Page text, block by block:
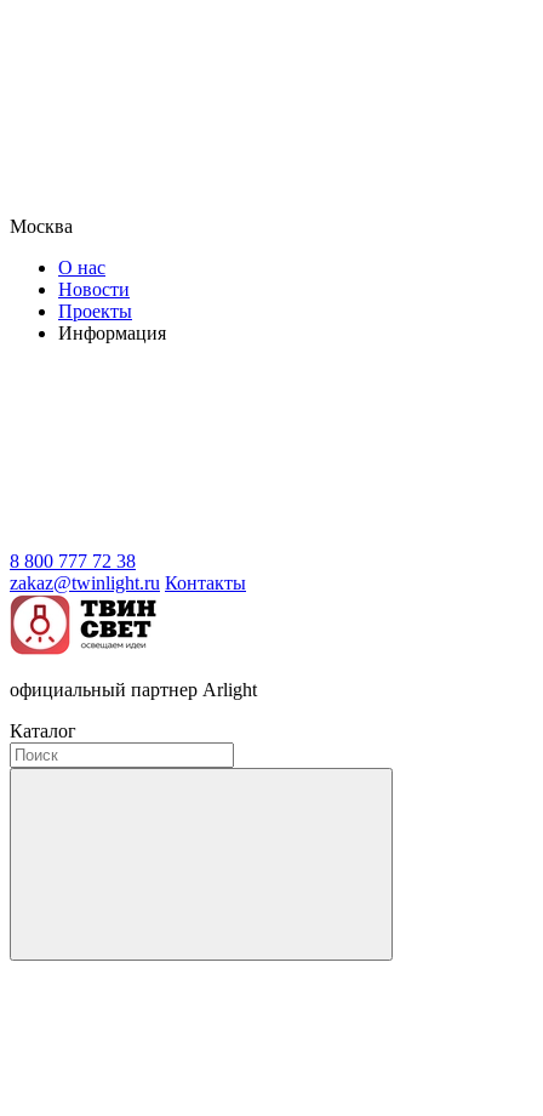
Москва
О нас
Новости
Проекты
Информация
8 800 777 72 38
zakaz@twinlight.ru Контакты
официальный партнер Arlight
Каталог